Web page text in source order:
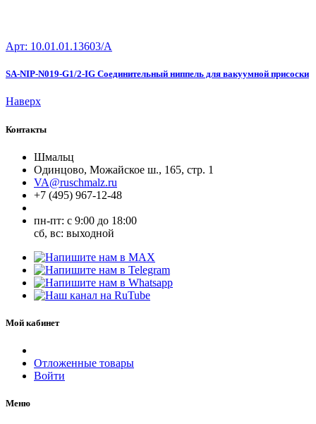
Арт: 10.01.01.13603/A
SA-NIP-N019-G1/2-IG Соединительный ниппель для вакуумной присоски
Наверх
Контакты
Шмальц
Одинцово, Можайское ш., 165, стр. 1
VA@ruschmalz.ru
+7 (495) 967-12-48
пн-пт: с 9:00 до 18:00
сб, вс: выходной
Мой кабинет
Отложенные товары
Войти
Меню